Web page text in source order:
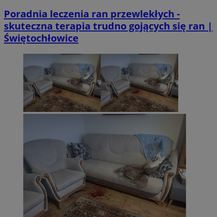
Poradnia leczenia ran przewlekłych -
skuteczna terapia trudno gojących się ran |
Świętochłowice
CookieScriptConsent
CookieScript
sosnowiecki.pl